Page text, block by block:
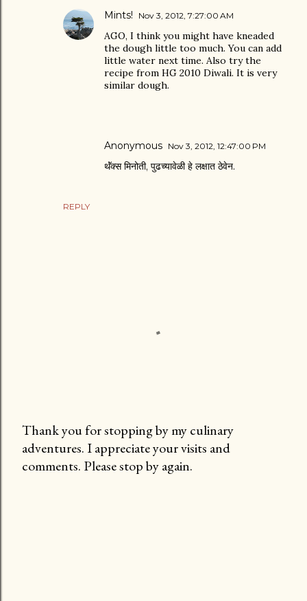
REPLY
Mints! Nov 3, 2012, 7:27:00 AM
AGO, I think you might have kneaded
the dough little too much. You can add
little water next time. Also try the
recipe from HG 2010 Diwali. It is very
similar dough.
Anonymous Nov 3, 2012, 12:47:00 PM
थॅंक्स मिनोती, पुढच्यावेळी हे लक्षात ठेवेन.
P
o
Thank you for stopping by my culinary
adventures. I appreciate your visits and
comments. Please stop by again.